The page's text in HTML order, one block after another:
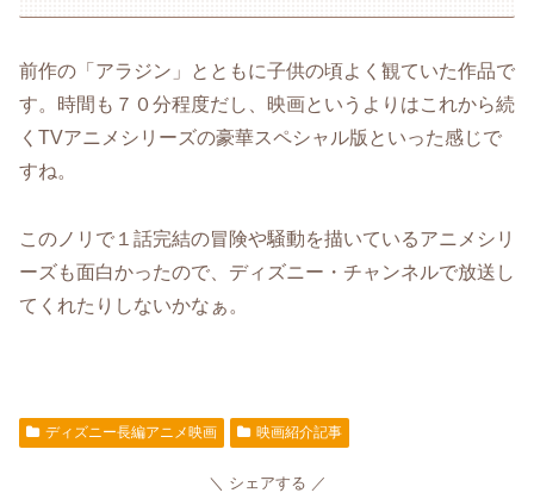
前作の「アラジン」とともに子供の頃よく観ていた作品で
す。時間も７０分程度だし、映画というよりはこれから続
くTVアニメシリーズの豪華スペシャル版といった感じで
すね。
このノリで１話完結の冒険や騒動を描いているアニメシリ
ーズも面白かったので、ディズニー・チャンネルで放送し
てくれたりしないかなぁ。
ディズニー長編アニメ映画 映画紹介記事
シェアする